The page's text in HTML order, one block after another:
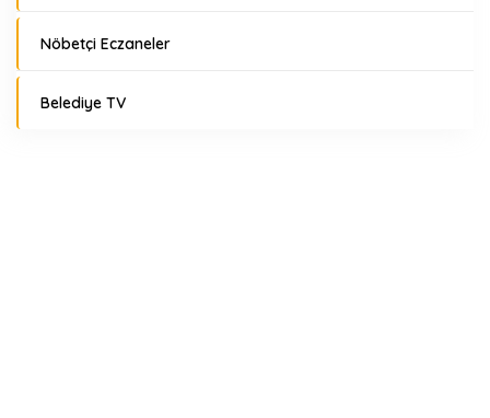
Nöbetçi Eczaneler
Belediye TV